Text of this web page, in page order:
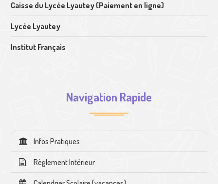
Caisse du Lycée Lyautey (Paiement en ligne)
Lycée Lyautey
Institut Français
Navigation Rapide
Infos Pratiques
Règlement Intérieur